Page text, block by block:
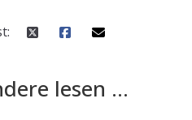
lesen ...